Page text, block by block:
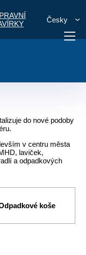
Česky
do nové podoby
v centru města
laviček,
a odpadkových
koše